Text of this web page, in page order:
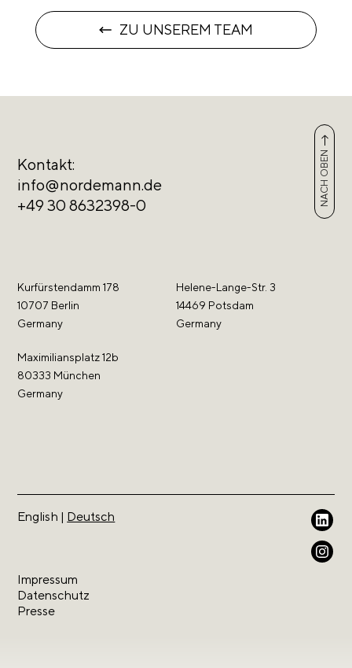
ZU UNSEREM TEAM
Kontakt:
info@nordemann.de
+49 30 8632398-0
Kurfürstendamm 178
10707 Berlin
Germany
Helene-Lange-Str. 3
14469 Potsdam
Germany
Maximiliansplatz 12b
80333 München
Germany
NACH OBEN
English | Deutsch
Impressum
Datenschutz
Presse